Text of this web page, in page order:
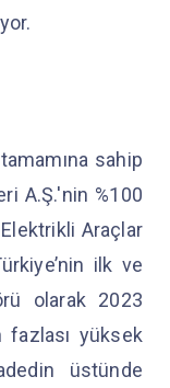
sahip
A.Ş.'nin %100
Araçlar
ilk ve
olarak 2023
fazlası yüksek
üstünde